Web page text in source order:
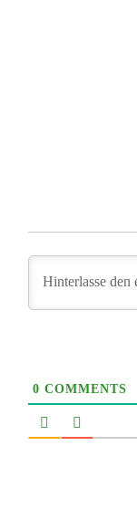
0 COMMENTS